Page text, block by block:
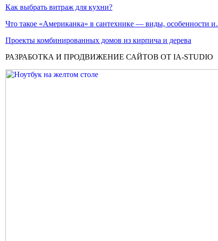
Как выбрать витраж для кухни?
Что такое «Американка» в сантехнике — виды, особенности
Проекты комбинированных домов из кирпича и дерева
РАЗРАБОТКА И ПРОДВИЖЕНИЕ САЙТОВ ОТ IA-STUDIO